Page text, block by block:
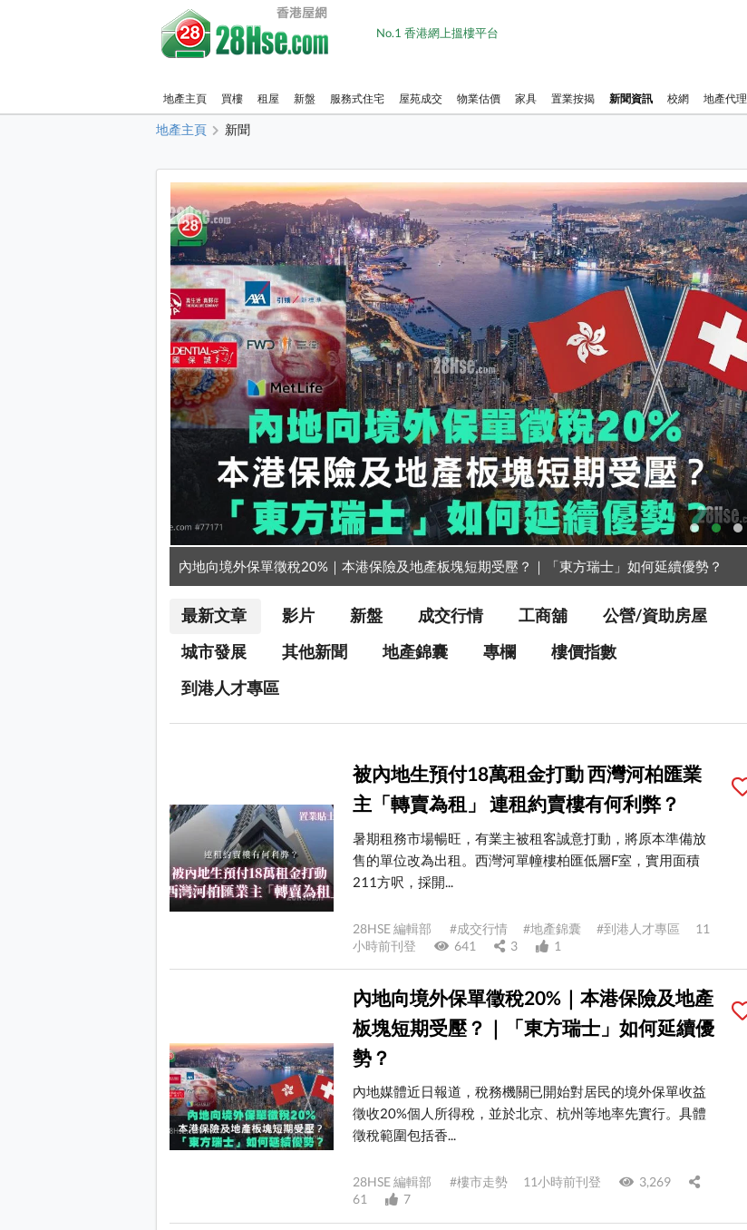
No.1 香港網上搵樓平台
地產主頁 買樓 租屋 新盤 服務式住宅 屋苑成交 物業估價 家具 置業按揭 新聞資訊 校網 地產代理
地產主頁 新聞
內地向境外保單徵稅20%｜本港保險及地產板塊短期受壓？｜「東方瑞士」如何延續優勢？
最新文章 影片 新盤 成交行情 工商舖
公營/資助房屋
城市發展
其他新聞 地產錦囊 專欄
樓價指數
到港人才專區
被內地生預付18萬租金打動 西灣河柏匯業
主「轉賣為租」 連租約賣樓有何利弊？
暑期租務市場暢旺，有業主被租客誠意打動，將原本準備放
售的單位改為出租。西灣河單幢樓柏匯低層F室，實用面積
211方呎，採開...
28HSE 編輯部 #成交行情 #地產錦囊 #到港人才專區 11
小時前刊登
641 3 1
內地向境外保單徵稅20%｜本港保險及地產
板塊短期受壓？｜「東方瑞士」如何延續優
勢？
內地媒體近日報道，稅務機關已開始對居民的境外保單收益
徵收20%個人所得稅，並於北京、杭州等地率先實行。具體
徵稅範圍包括香...
28HSE 編輯部 #樓市走勢 11小時前刊登
3,269
61
7